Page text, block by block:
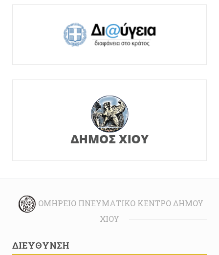
ΟΜΉΡΕΙΟ ΠΝΕΥΜΑΤΙΚΌ ΚΈΝΤΡΟ ΔΉΜΟΥ
ΧΊΟΥ
ΔΙΕΎΘΥΝΣΗ